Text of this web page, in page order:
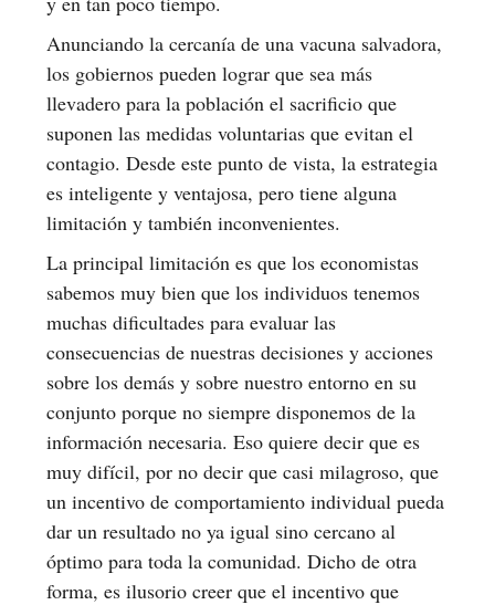
Anunciando la cercanía de una vacuna salvadora,
los gobiernos pueden lograr que sea más
llevadero para la población el sacrificio que
suponen las medidas voluntarias que evitan el
contagio. Desde este punto de vista, la estrategia
es inteligente y ventajosa, pero tiene alguna
limitación y también inconvenientes.
La principal limitación es que los economistas
sabemos muy bien que los individuos tenemos
muchas dificultades para evaluar las
consecuencias de nuestras decisiones y acciones
sobre los demás y sobre nuestro entorno en su
conjunto porque no siempre disponemos de la
información necesaria. Eso quiere decir que es
muy difícil, por no decir que casi milagroso, que
un incentivo de comportamiento individual pueda
dar un resultado no ya igual sino cercano al
óptimo para toda la comunidad. Dicho de otra
forma, es ilusorio creer que el incentivo que